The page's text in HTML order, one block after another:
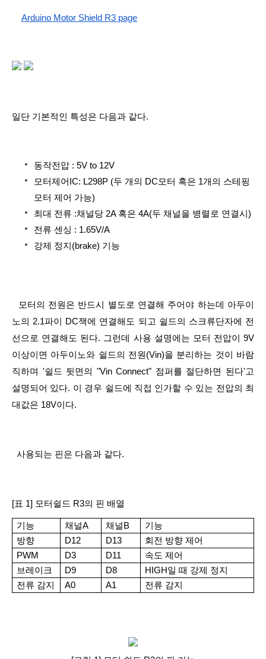
Arduino Motor Shield R3 page
일단 기본적인 특성은 다음과 같다.
동작전압 : 5V to 12V
모터제어IC: L298P (두 개의 DC모터 혹은 1개의 스테핑
모터 제어 가능)
최대 전류 :채널당 2A 혹은 4A(두 채널을 병렬로 연결시)
전류 센싱 : 1.65V/A
강제 정지(brake) 기능
노의 2.1파이 DC잭에 연결해도 되고 쉴드의 스크류단자에 전
선으로 연결해도 된다. 그런데 사용 설명에는 모터 전압이 9V
이상이면 아두이노와 쉴드의 전원(Vin)을 분리하는 것이 바람
직하며 '쉴드 뒷면의 "Vin Connect" 점퍼를 절단하면 된다'고
설명되어 있다. 이 경우 쉴드에 직접 인가할 수 있는 전압의 최
대값은 18V이다.
사용되는 핀은 다음과 같다.
[표 1] 모터쉴드 R3의 핀 배열
기능 채널A 채널B
기능
방향
D12 D13
회전 방향 제어
PWM
D3 D11
속도 제어
브레이크
D9 D8
HIGH일 때 강제 정지
전류 감지
A0 A1 전류 감지